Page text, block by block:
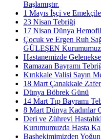
Başlamıştır.
1 Mayıs İşçi ve
23 Nisan Tebriği
17 Nisan Dünya
Çocuk ve Ergen Ruh
GÜLEŞEN
Hastanemizde
Ramazan Bayramı
Kırıkkale Valisi Sayın
18 Mart Çanakkale
Dünya Böbrek Günü
14 Mart Tıp Bayramı
8 Mart Dünya Kadınlar
Deri ve Zührevi
Kurumumuzda Hasta
Başhekimimizden